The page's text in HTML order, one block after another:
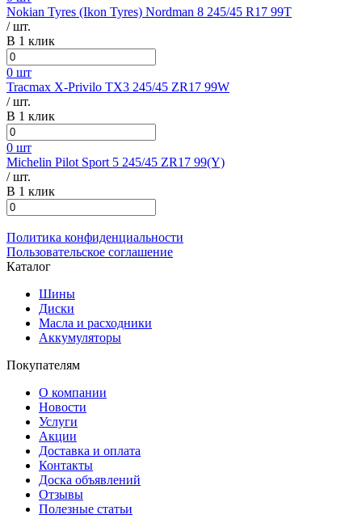
Nokian Tyres (Ikon Tyres) Nordman 8 245/45 R17 99T
/ шт.
В 1 клик
0 шт
Tracmax X-Privilo TX3 245/45 ZR17 99W
/ шт.
В 1 клик
0 шт
Michelin Pilot Sport 5 245/45 ZR17 99(Y)
/ шт.
В 1 клик
Политика конфиденциальности
Пользовательское соглашение
Каталог
Шины
Диски
Масла и расходники
Аккумуляторы
Покупателям
О компании
Новости
Услуги
Акции
Доставка и оплата
Контакты
Доска объявлений
Отзывы
Полезные статьи